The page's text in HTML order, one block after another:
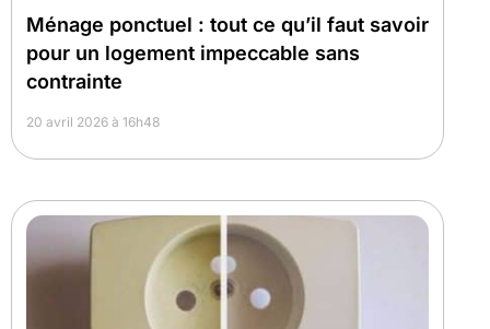
Ménage ponctuel : tout ce qu’il faut savoir
pour un logement impeccable sans
contrainte
20 avril 2026 à 16h48